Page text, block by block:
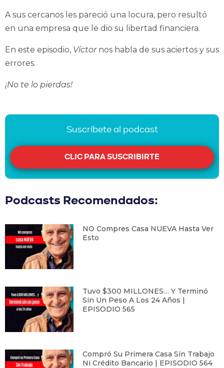
A sus cercanos les pareció una locura, pero resultó
en una empresa que le dio su libertad financiera.
En este episodio, Víctornos habla de sus aciertos y sus
errores.
¡No te lo pierdas!
Suscríbete al podcast
CLIC PARA SUSCRIBIRTE
Podcasts Recomendados:
NO Compres Casa NUEVA Hasta Ver
Esto
Tuvo $300 MILLONES… Y Terminó
Sin Un Peso A Los 24 Años |
EPISODIO 565
Compró Su Primera Casa Sin Trabajo
Ni Crédito Bancario | EPISODIO 564